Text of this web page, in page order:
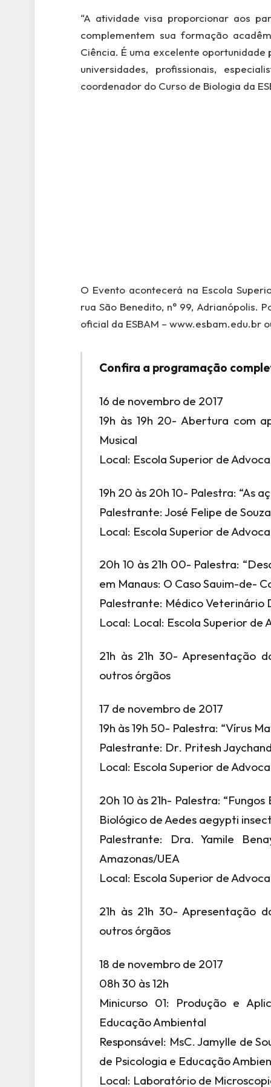
“A atividade visa proporcionar aos
complementem sua formação
Ciência. É uma excelente
universidades, profissionais,
coordenador do Curso de Biologia da
O Evento acontecerá na Escola
rua São Benedito, n° 99, Adrianópolis.
oficial da ESBAM – www.esbam.edu.br
Confira a programação
16 de novembro de 2017
19h às 19h 20- Abertura com
Musical
Local: Escola Superior de
19h 20 às 20h 10- Palestra: “As
Palestrante: José Felipe de
Local: Escola Superior de
20h 10 às 21h 00- Palestra:
em Manaus: O Caso Sauim-de-
Palestrante: Médico Veterinário
Local: Local: Escola Superior de
21h às 21h 30- Apresentação
outros órgãos
17 de novembro de 2017
19h às 19h 50- Palestra: “Vírus
Palestrante: Dr. Pritesh
Local: Escola Superior de
20h 10 às 21h- Palestra:
Biológico de Aedes aegypti
Palestrante: Dra. Yamile
Amazonas/UEA
Local: Escola Superior de
21h às 21h 30- Apresentação
outros órgãos
18 de novembro de 2017
08h 30 às 12h
Minicurso 01: Produção e
Educação Ambiental
Responsável: MsC. Jamylle de
de Psicologia e Educação
Local: Laboratório de